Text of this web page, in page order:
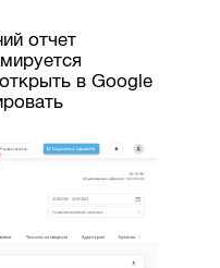
отчет
в Google